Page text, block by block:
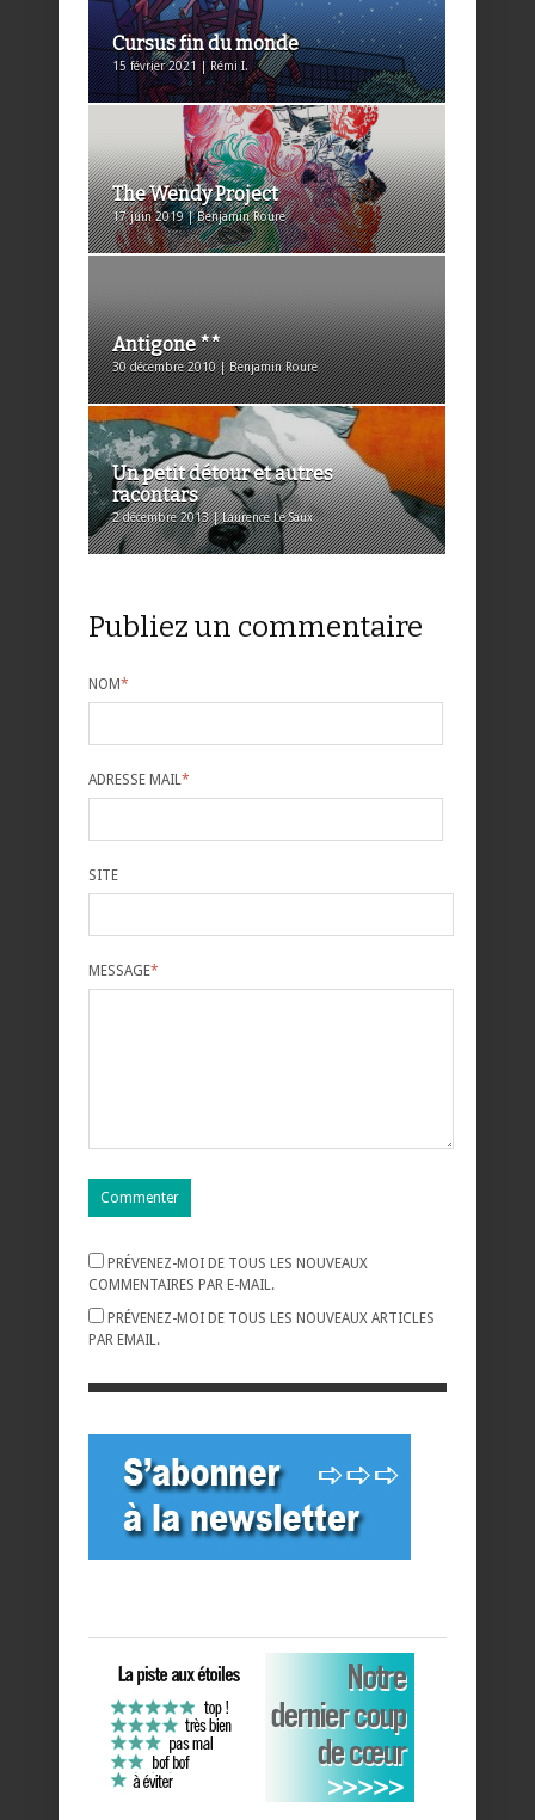
Cursus fin du monde
15 février 2021 | Rémi I.
The Wendy Project
17 juin 2019 | Benjamin Roure
Antigone **
30 décembre 2010 | Benjamin Roure
Un petit détour et autres
racontars
2 décembre 2013 | Laurence Le Saux
Publiez un commentaire
NOM*
ADRESSE MAIL*
SITE
MESSAGE*
PRÉVENEZ-MOI DE TOUS LES NOUVEAUX
COMMENTAIRES PAR E-MAIL.
PRÉVENEZ-MOI DE TOUS LES NOUVEAUX ARTICLES
PAR EMAIL.